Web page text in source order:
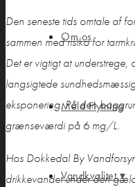
Om os
Meld Flytning
Vandkvalitet ▾
Den seneste tids omtale af
sammen med risiko for
Det er vigtigt at understrege,
langsigtede
eksponering. På den
grænseværdi på 6 mg/L.
Hos Dokkedal By
drikkevandet under den